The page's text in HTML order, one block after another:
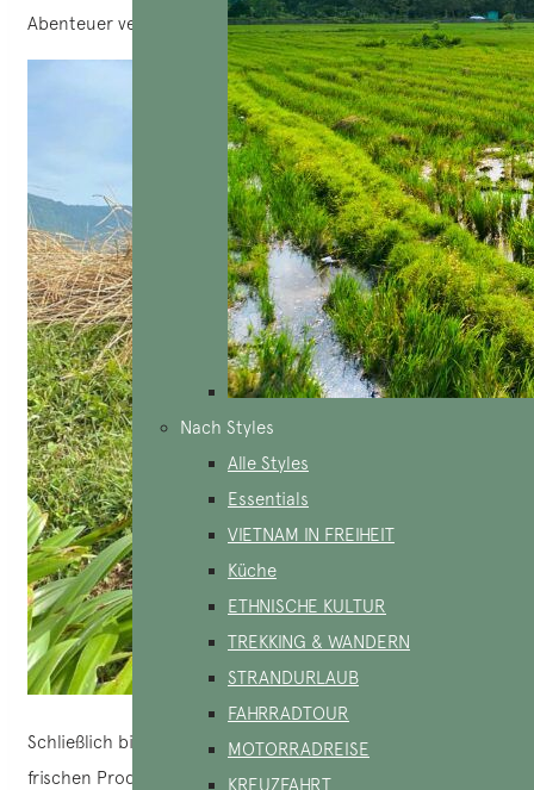
Nach Styles
Alle Styles
Essentials
VIETNAM IN FREIHEIT
Küche
ETHNISCHE KULTUR
TREKKING & WANDERN
STRANDURLAUB
FAHRRADTOUR
MOTORRADREISE
KREUZFAHRT
Abenteuer verspricht.
Schließlich bietet das Homestay Mahlzeiten an, die mit
frischen Produkten aus dem Dorf zubereitet werden: